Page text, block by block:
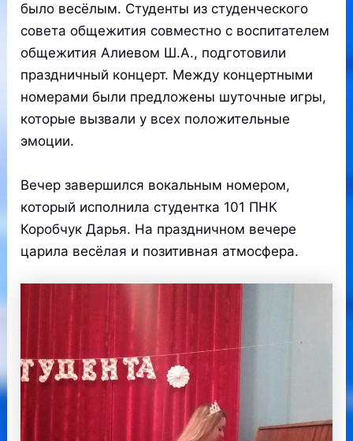
было весёлым. Студенты из студенческого
совета общежития совместно с воспитателем
общежития Алиевом Ш.А., подготовили
праздничный концерт. Между концертными
номерами были предложены шуточные игры,
которые вызвали у всех положительные
эмоции.
Вечер завершился вокальным номером,
который исполнила студентка 101 ПНК
Коробчук Дарья. На праздничном вечере
царила весёлая и позитивная атмосфера.